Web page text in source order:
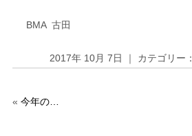
BMA 古田
2017年 10月 7日 ｜ カテゴリー：
« 今年の…